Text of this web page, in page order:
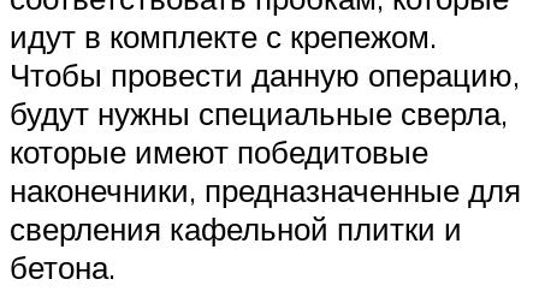
идут в комплекте с крепежом.
Чтобы провести данную операцию,
будут нужны специальные сверла,
которые имеют победитовые
наконечники, предназначенные для
сверления кафельной плитки и
бетона.